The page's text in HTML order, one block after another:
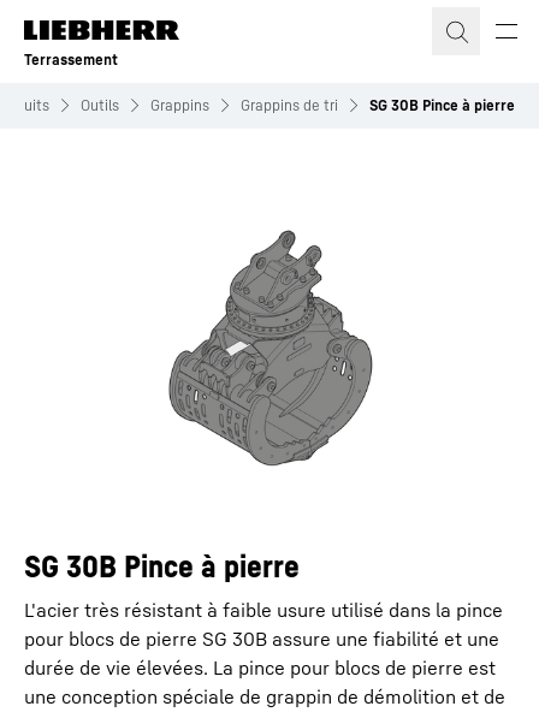
Terrassement
Outils Grappins Grappins de tri SG 30B Pince à pierre
SG 30B Pince à pierre
L'acier très résistant à faible usure utilisé dans la pince
pour blocs de pierre SG 30B assure une fiabilité et une
durée de vie élevées. La pince pour blocs de pierre est
une conception spéciale de grappin de démolition et de